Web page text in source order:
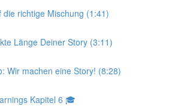
die richtige Mischung (1:41)
Länge Deiner Story (3:11)
Wir machen eine Story! (8:28)
Kapitel 6 🎓